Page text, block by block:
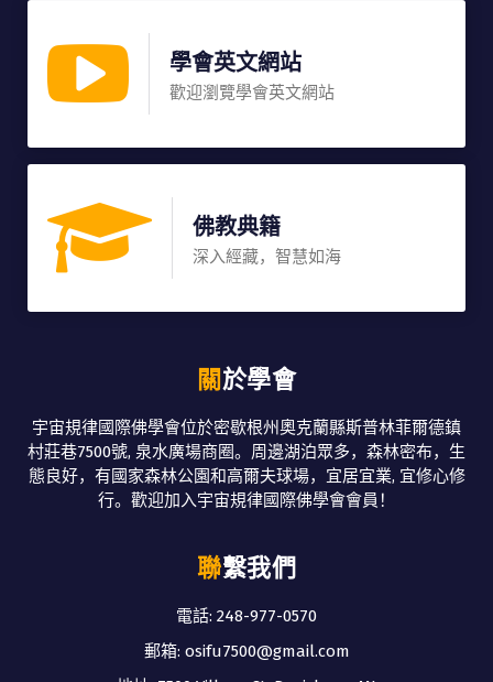
學會英文網站
歡迎瀏覽學會英文網站
佛教典籍
深入經藏，智慧如海
關於學會
宇宙規律國際佛學會位於密歇根州奧克蘭縣斯普林菲爾德鎮
村莊巷7500號, 泉水廣場商圈。周邊湖泊眾多，森林密布，生
態良好，有國家森林公園和高爾夫球場，宜居宜業, 宜修心修
行。歡迎加入宇宙規律國際佛學會會員！
聯繫我們
電話: 248-977-0570
郵箱: osifu7500@gmail.com